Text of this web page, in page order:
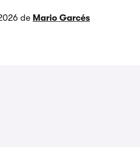
de Mario Garcés